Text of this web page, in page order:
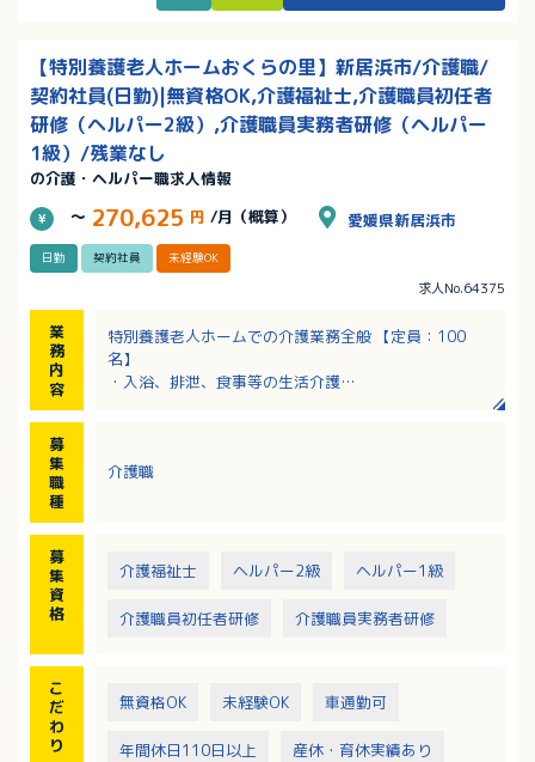
【特別養護老人ホームおくらの里】新居浜市/介護職/
契約社員(日勤)|無資格OK,介護福祉士,介護職員初任者
研修（ヘルパー2級）,介護職員実務者研修（ヘルパー
1級）/残業なし
の介護・ヘルパー職求人情報
～ 270,625 円 /月（概算） 愛媛県新居浜市
日勤 契約社員 未経験OK
求人No.64375
業
務
内
容
特別養護老人ホームでの介護業務全般 【定員：100
名】
・入浴、排泄、食事等の生活介護
からスタートできます
募
集
職
種
介護職
募
集
資
格
介護福祉士 ヘルパー2級 ヘルパー1級
介護職員初任者研修 介護職員実務者研修
こ
だ
わ
り
無資格OK 未経験OK 車通勤可
年間休日110日以上 産休・育休実績あり